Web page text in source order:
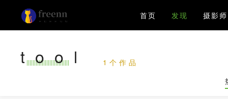
首页 发现 摄影师
tool
1个作品